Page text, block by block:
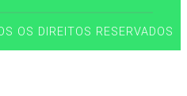
OS DIREITOS RESERVADOS